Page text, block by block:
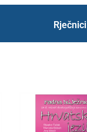
Rječnici